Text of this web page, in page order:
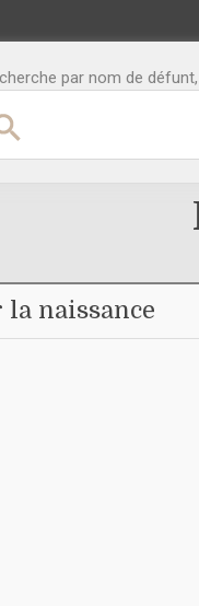
par nom de
naissance